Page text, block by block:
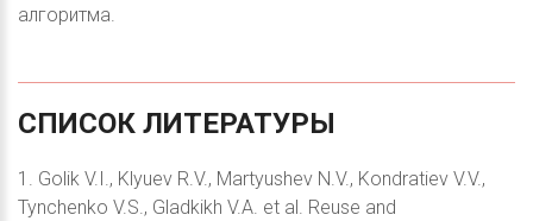
алгоритма.
СПИСОК ЛИТЕРАТУРЫ
1. Golik V.I., Klyuev R.V., Martyushev N.V., Kondratiev V.V.,
Tynchenko V.S., Gladkikh V.A. et al. Reuse and